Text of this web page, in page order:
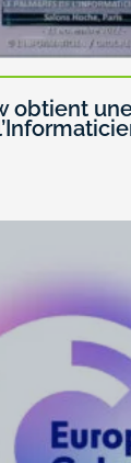
obtient